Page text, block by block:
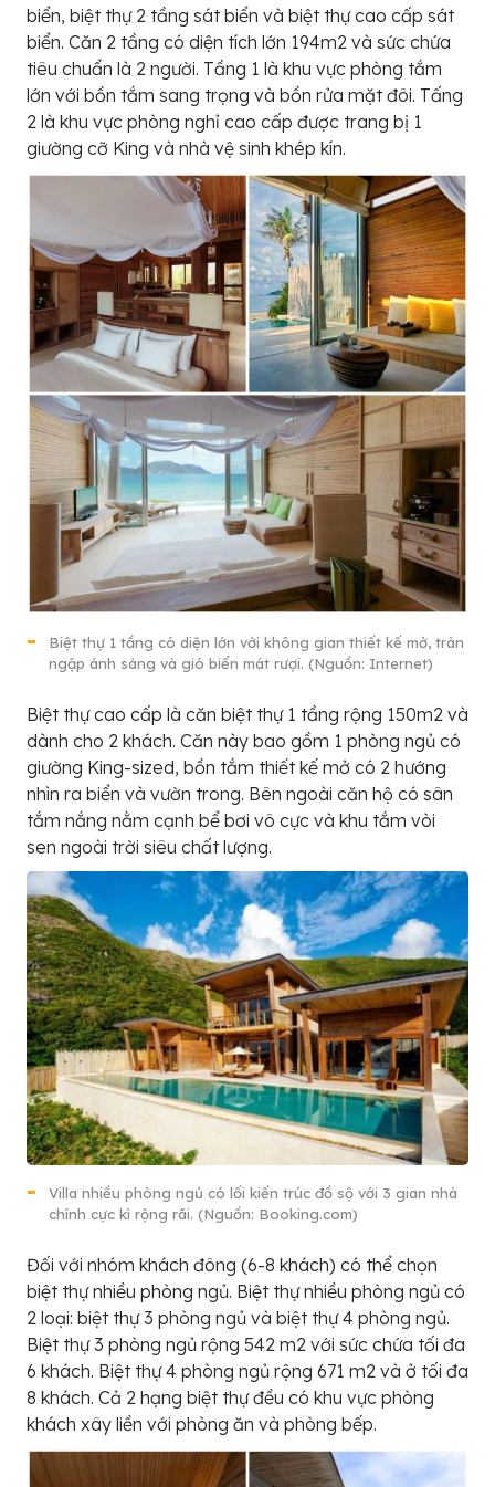
biển, biệt thự 2 tầng sát biển và biệt thự cao cấp sát
biển. Căn 2 tầng có diện tích lớn 194m2 và sức chứa
tiêu chuẩn là 2 người. Tầng 1 là khu vực phòng tắm
lớn với bồn tắm sang trọng và bồn rửa mặt đôi. Tấng
2 là khu vực phòng nghỉ cao cấp được trang bị 1
giường cỡ King và nhà vệ sinh khép kín.
Biệt thự 1 tầng có diện lớn với không gian thiết kế mở, tràn
ngập ánh sáng và gió biển mát rượi. (Nguồn: Internet)
Biệt thự cao cấp là căn biệt thự 1 tầng rộng 150m2 và
dành cho 2 khách. Căn này bao gồm 1 phòng ngủ có
giường King-sized, bồn tắm thiết kế mở có 2 hướng
nhìn ra biển và vườn trong. Bên ngoài căn hộ có sân
tắm nắng nằm cạnh bể bơi vô cực và khu tắm vòi
sen ngoài trời siêu chất lượng.
Villa nhiều phòng ngủ có lối kiến trúc đồ sộ với 3 gian nhà
chính cực kì rộng rãi. (Nguồn: Booking.com)
Đối với nhóm khách đông (6-8 khách) có thể chọn
biệt thự nhiều phòng ngủ. Biệt thự nhiều phòng ngủ có
2 loại: biệt thự 3 phòng ngủ và biệt thự 4 phòng ngủ.
Biệt thự 3 phòng ngủ rộng 542 m2 với sức chứa tối đa
6 khách. Biệt thự 4 phòng ngủ rộng 671 m2 và ở tối đa
8 khách. Cả 2 hạng biệt thự đều có khu vực phòng
khách xây liền với phòng ăn và phòng bếp.